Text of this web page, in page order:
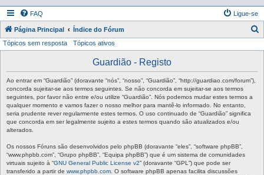
FAQ Ligue-se
Página Principal Índice do Fórum
Tópicos sem resposta Tópicos ativos
Guardião - Registo
Ao entrar em “Guardião” (doravante “nós”, “nosso”, “Guardião”, “http://guardiao.com/forum”),
concorda sujeitar-se aos termos seguintes. Se não concorda em sujeitar-se aos termos
seguintes, por favor não entre e/ou utilize “Guardião”. Nós podemos mudar estes termos a
qualquer momento e vamos fazer o nosso melhor para mantê-lo informado. No entanto,
seria prudente rever regularmente estes termos. O uso continuado de “Guardião” significa
que concorda em ser legalmente sujeito a estes termos quando são atualizados e/ou
alterados.
Os nossos Fóruns são desenvolvidos pelo phpBB (doravante “eles”, “software phpBB”,
“www.phpbb.com”, “Grupo phpBB”, “Equipa phpBB”) que é um sistema de comunidades
virtuais sujeito à “GNU General Public License v2” (doravante “GPL”) que pode ser
transferido a partir de www.phpbb.com . O software phpBB apenas facilita discussões